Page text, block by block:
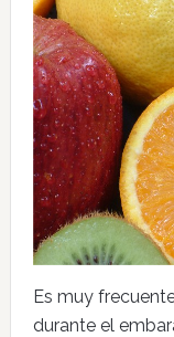
Es muy
durante el